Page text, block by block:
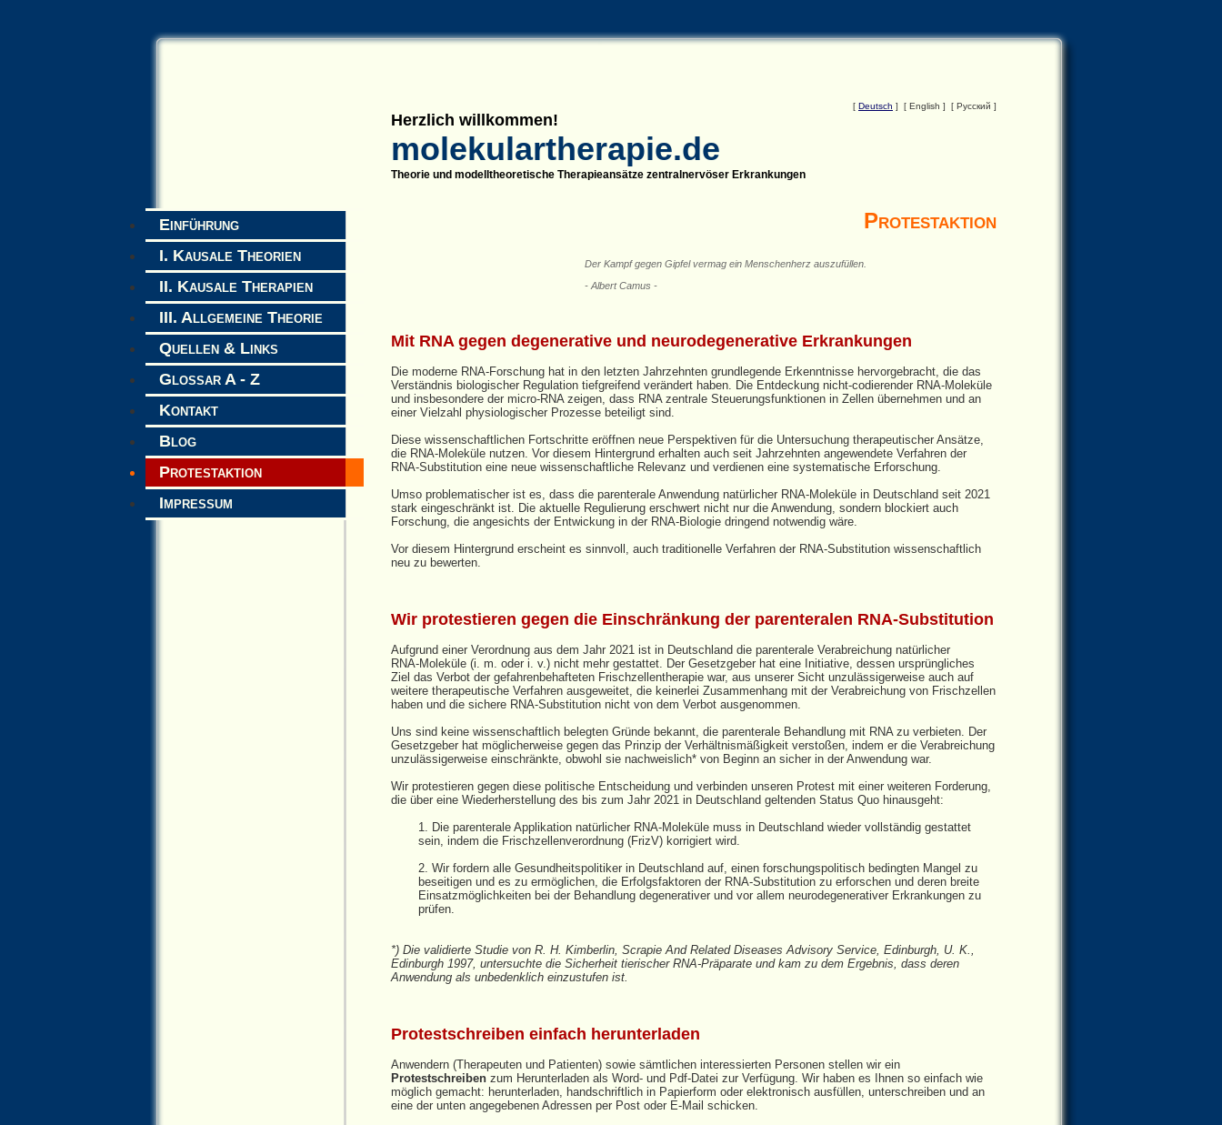
[ Deutsch ] [ English ] [ Русский ]
Herzlich willkommen!
molekulartherapie.de
Theorie und modelltheoretische Therapieansätze zentralnervöser Erkrankungen
Einführung
I. Kausale Theorien
II. Kausale Therapien
III. Allgemeine Theorie
Quellen & Links
Glossar A - Z
Kontakt
Blog
Protestaktion
Impressum
Protestaktion
Der Kampf gegen Gipfel vermag ein Menschenherz auszufüllen.
- Albert Camus -
Mit RNA gegen degenerative und neurodegenerative Erkrankungen
Die moderne RNA‑Forschung hat in den letzten Jahrzehnten grundlegende Erkenntnisse hervorgebracht, die das
Verständnis biologischer Regulation tiefgreifend verändert haben. Die Entdeckung nicht‑codierender RNA‑Moleküle
und insbesondere der micro‑RNA zeigen, dass RNA zentrale Steuerungsfunktionen in Zellen übernehmen und an
einer Vielzahl physiologischer Prozesse beteiligt sind.
Diese wissenschaftlichen Fortschritte eröffnen neue Perspektiven für die Untersuchung therapeutischer Ansätze,
die RNA‑Moleküle nutzen. Vor diesem Hintergrund erhalten auch seit Jahrzehnten angewendete Verfahren der
RNA‑Substitution eine neue wissenschaftliche Relevanz und verdienen eine systematische Erforschung.
Umso problematischer ist es, dass die parenterale Anwendung natürlicher RNA‑Moleküle in Deutschland seit 2021
stark eingeschränkt ist. Die aktuelle Regulierung erschwert nicht nur die Anwendung, sondern blockiert auch
Forschung, die angesichts der Entwickung in der RNA‑Biologie dringend notwendig wäre.
Vor diesem Hintergrund erscheint es sinnvoll, auch traditionelle Verfahren der RNA‑Substitution wissenschaftlich
neu zu bewerten.
Wir protestieren gegen die Einschränkung der parenteralen RNA-Substitution
Aufgrund einer Verordnung aus dem Jahr 2021 ist in Deutschland die parenterale Verabreichung natürlicher
RNA‑Moleküle (i. m. oder i. v.) nicht mehr gestattet. Der Gesetzgeber hat eine Initiative, dessen ursprüngliches
Ziel das Verbot der gefahrenbehafteten Frischzellentherapie war, aus unserer Sicht unzulässigerweise auch auf
weitere therapeutische Verfahren ausgeweitet, die keinerlei Zusammenhang mit der Verabreichung von Frischzellen
haben und die sichere RNA‑Substitution nicht von dem Verbot ausgenommen.
Uns sind keine wissenschaftlich belegten Gründe bekannt, die parenterale Behandlung mit RNA zu verbieten. Der
Gesetzgeber hat möglicherweise gegen das Prinzip der Verhältnismäßigkeit verstoßen, indem er die Verabreichung
unzulässigerweise einschränkte, obwohl sie nachweislich* von Beginn an sicher in der Anwendung war.
Wir protestieren gegen diese politische Entscheidung und verbinden unseren Protest mit einer weiteren Forderung,
die über eine Wiederherstellung des bis zum Jahr 2021 in Deutschland geltenden Status Quo hinausgeht:
Die parenterale Applikation natürlicher RNA‑Moleküle muss in Deutschland wieder vollständig gestattet
sein, indem die Frischzellenverordnung (FrizV) korrigiert wird.
Wir fordern alle Gesundheitspolitiker in Deutschland auf, einen forschungspolitisch bedingten Mangel zu
beseitigen und es zu ermöglichen, die Erfolgsfaktoren der RNA‑Substitution zu erforschen und deren breite
Einsatzmöglichkeiten bei der Behandlung degenerativer und vor allem neurodegenerativer Erkrankungen zu
prüfen.
*) Die validierte Studie von R. H. Kimberlin, Scrapie And Related Diseases Advisory Service, Edinburgh, U. K.,
Edinburgh 1997, untersuchte die Sicherheit tierischer RNA‑Präparate und kam zu dem Ergebnis, dass deren
Anwendung als unbedenklich einzustufen ist.
Protestschreiben einfach herunterladen
Anwendern (Therapeuten und Patienten) sowie sämtlichen interessierten Personen stellen wir ein
Protestschreiben zum Herunterladen als Word- und Pdf-Datei zur Verfügung. Wir haben es Ihnen so einfach wie
möglich gemacht: herunterladen, handschriftlich in Papierform oder elektronisch ausfüllen, unterschreiben und an
eine der unten angegebenen Adressen per Post oder E-Mail schicken.